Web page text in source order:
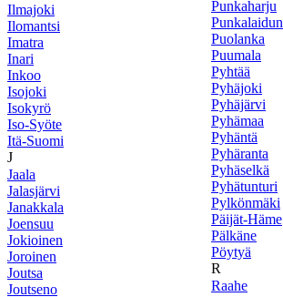
Ilmajoki
Ilomantsi
Imatra
Inari
Inkoo
Isojoki
Isokyrö
Iso-Syöte
Itä-Suomi
J
Jaala
Jalasjärvi
Janakkala
Joensuu
Jokioinen
Joroinen
Joutsa
Joutseno
Punkaharju
Punkalaidun
Puolanka
Puumala
Pyhtää
Pyhäjoki
Pyhäjärvi
Pyhämaa
Pyhäntä
Pyhäranta
Pyhäselkä
Pyhätunturi
Pylkönmäki
Päijät-Häme
Pälkäne
Pöytyä
R
Raahe